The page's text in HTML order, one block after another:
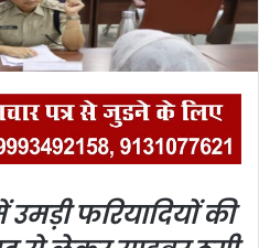
फरियादियों की